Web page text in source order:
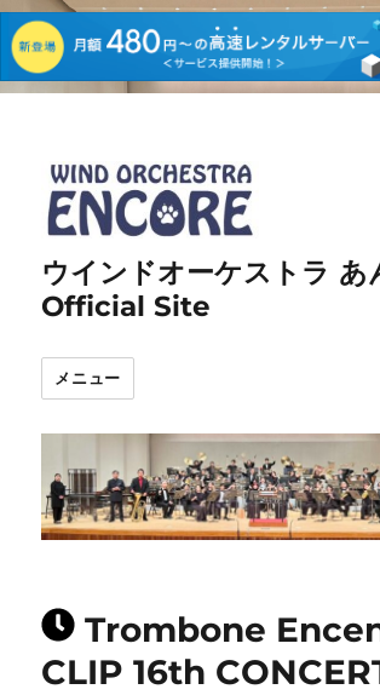
ウインドオーケストラ あ
Official Site
メニュー
Trombone
CLIP 16th